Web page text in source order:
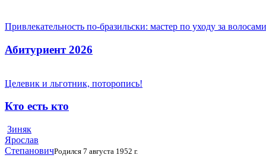
Привлекательность по-бразильски: мастер по уходу за
Абитуриент 2026
Целевик и льготник, поторопись!
Кто есть кто
Зиняк
Ярослав
СтепановичРодился 7 августа 1952 г.